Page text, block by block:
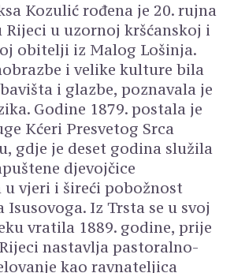
Kozulić rođena je 20. rujna
Rijeci u uzornoj kršćanskoj i
obitelji iz Malog Lošinja.
i velike kulture bila
i glazbe, poznavala je
Godine 1879. postala je
Kćeri Presvetog Srca
gdje je deset godina služila
djevojčice
u vjeri i šireći pobožnost
Isusovoga. Iz Trsta se u svoj
vratila 1889. godine, prije
nastavlja pastoralno-
kao ravnateljica